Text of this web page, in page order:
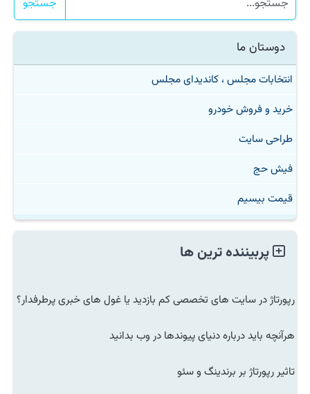
جستجو
دوستان ما
انتخابات مجلس ، کاندیدای مجلس
خرید و فروش خودرو
طراحی سایت
فیش حج
قیمت بیسیم
پربیننده ترین ها
رپورتاژ در سایت های تخصصی کم بازدید یا غول های خبری پرطرفدار؟
هرآنچه باید درباره دنیای پیوندها در وب بدانید
تاثیر رپورتاژ بر برندینگ و سئو